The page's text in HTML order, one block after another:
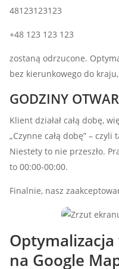
48123123123
+48 123 123 123
zostaną odrzucone.
bez kierunkowego do
GODZINY
Klient działał całą dobę,
„Czynne całą dobę” –
Niestety to nie przeszło.
to 00:00-00:00.
Finalnie, nasz
na Google